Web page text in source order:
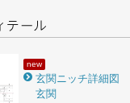
new
玄関ニッチ詳細図
玄関